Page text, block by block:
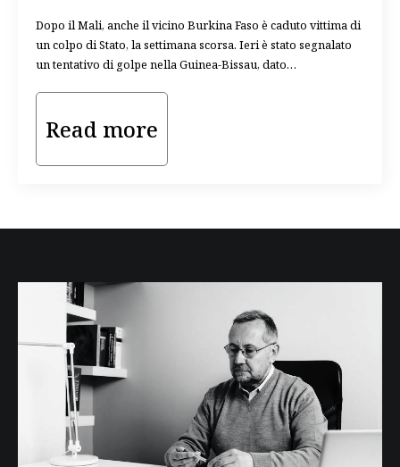
Dopo il Mali, anche il vicino Burkina Faso è caduto vittima di
un colpo di Stato, la settimana scorsa. Ieri è stato segnalato
un tentativo di golpe nella Guinea-Bissau, dato…
Read more